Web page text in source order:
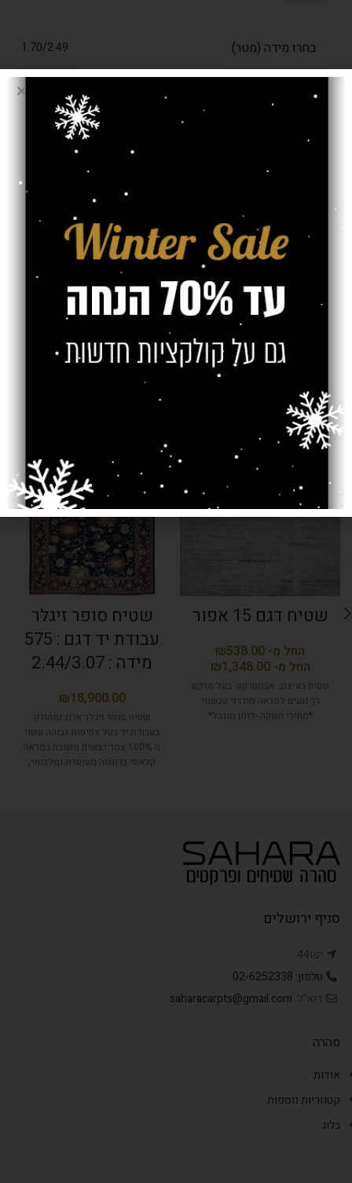
בחרו מידה (מטר) 1.70/2.49
מוצרים קשורים
שטיח דגם 15 אפור
₪
₪
שטיח בעיצוב אבסטרקט בעל מרקם
רך ונעים למראה מודרני עכשווי
*מחירי השקה -לזמן מוגבל*
שטיח סופר זיגלר
עבודת יד דגם : 575
מידה : 2.44/3.07
₪
שטיח סופר זיגלר ארוג ומהודק
בעבודת יד בעל צפיפות גבוהה עשוי
מ 100% צמר כבשים משובח במראה
קלאסי בדוגמה מעוטרת ומלכותי,
סניף ירושלים
יפו44
טלפון: 02-6252338
דוא"ל: saharacarpts@gmail.com
סהרה
אודות
קטגוריות נוספות
בלוג